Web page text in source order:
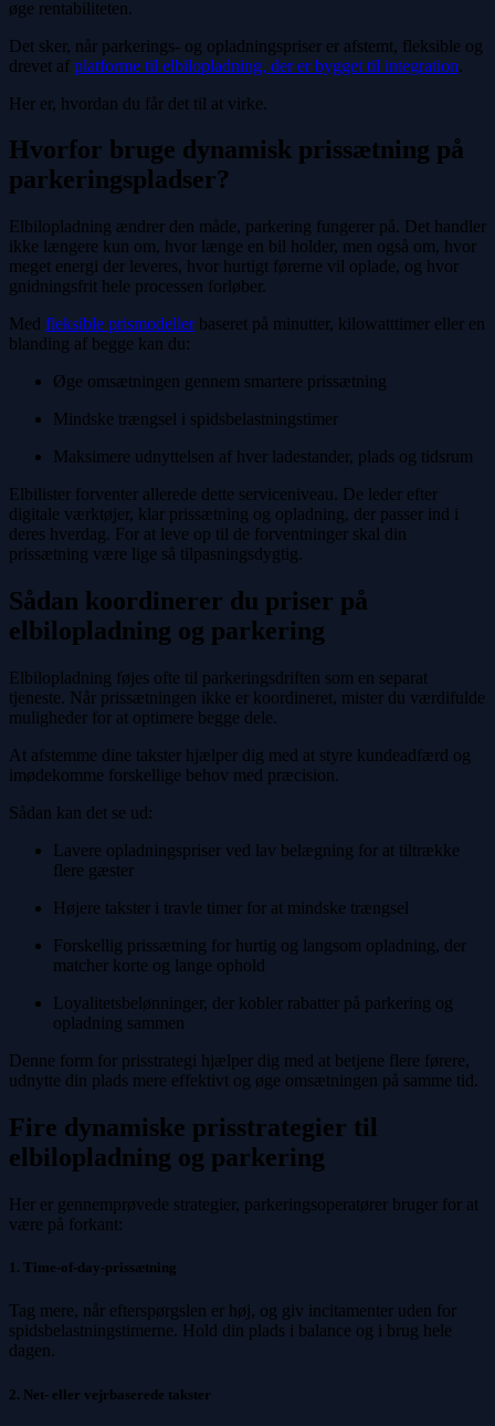
øge rentabiliteten.
Det sker, når parkerings- og opladningspriser er afstemt, fleksible og
drevet af platforme til elbilopladning, der er bygget til integration.
Her er, hvordan du får det til at virke.
Hvorfor bruge dynamisk prissætning på
parkeringspladser?
Elbilopladning ændrer den måde, parkering fungerer på. Det handler
ikke længere kun om, hvor længe en bil holder, men også om, hvor
meget energi der leveres, hvor hurtigt førerne vil oplade, og hvor
gnidningsfrit hele processen forløber.
Med fleksible prismodellerbaseret på minutter, kilowatttimer eller en
blanding af begge kan du:
Øge omsætningen gennem smartere prissætning
Mindske trængsel i spidsbelastningstimer
Maksimere udnyttelsen af hver ladestander, plads og tidsrum
Elbilister forventer allerede dette serviceniveau. De leder efter
digitale værktøjer, klar prissætning og opladning, der passer ind i
deres hverdag. For at leve op til de forventninger skal din
prissætning være lige så tilpasningsdygtig.
Sådan koordinerer du priser på
elbilopladning og parkering
Elbilopladning føjes ofte til parkeringsdriften som en separat
tjeneste. Når prissætningen ikke er koordineret, mister du værdifulde
muligheder for at optimere begge dele.
At afstemme dine takster hjælper dig med at styre kundeadfærd og
imødekomme forskellige behov med præcision.
Sådan kan det se ud:
Lavere opladningspriser ved lav belægning for at tiltrække
flere gæster
Højere takster i travle timer for at mindske trængsel
Forskellig prissætning for hurtig og langsom opladning, der
matcher korte og lange ophold
Loyalitetsbelønninger, der kobler rabatter på parkering og
opladning sammen
Denne form for prisstrategi hjælper dig med at betjene flere førere,
udnytte din plads mere effektivt og øge omsætningen på samme tid.
Fire dynamiske prisstrategier til
elbilopladning og parkering
Her er gennemprøvede strategier, parkeringsoperatører bruger for at
være på forkant:
1. Time-of-day-prissætning
Tag mere, når efterspørgslen er høj, og giv incitamenter uden for
spidsbelastningstimerne. Hold din plads i balance og i brug hele
dagen.
2. Net- eller vejrbaserede takster